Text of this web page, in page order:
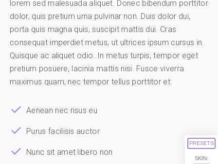
lorem sed malesuada aliquet. Donec bibendum porttitor
dolor, quis pretium urna pulvinar non. Duis dolor dui,
porta quis magna quis, suscipit mattis dui. Cras
consequat imperdiet metus, ut ultrices ipsum cursus in.
Quisque ac aliquet odio. In metus turpis, tempor eget
pretium posuere, lacinia mattis nisi. Fusce viverra
maximus quam, nec tempor tellus porttitor et:
Aenean nec risus eu
Purus facilisis auctor
Nunc sit amet libero non
PRESETS
SKIN: